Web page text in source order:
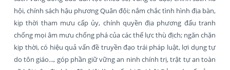
hội, chính sách hậu phương Quân đội; nắm chắc tình hình địa bàn,
kịp thời tham mưu cấp ủy, chính quyền địa phương đấu tranh
chống mọi âm mưu chống phá của các thế lực thù địch; ngăn chặn
kịp thời, có hiệu quả vấn đề truyền đạo trái pháp luật, lợi dụng tự
do tôn giáo..., góp phần giữ vững an ninh chính trị, trật tự an toàn